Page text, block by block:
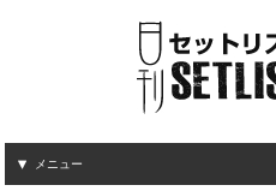
メニュー